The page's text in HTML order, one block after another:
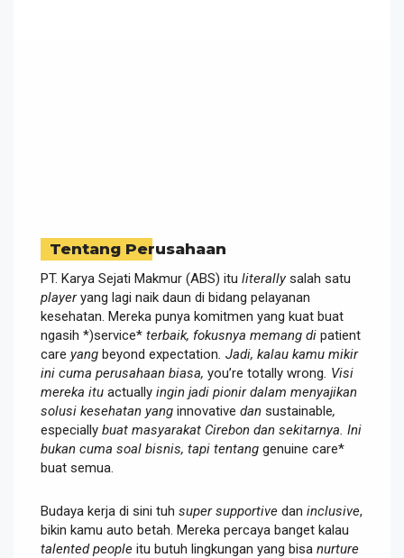
Tentang Perusahaan
PT. Karya Sejati Makmur (ABS) itu literallysalah satu
playeryang lagi naik daun di bidang pelayanan
kesehatan. Mereka punya komitmen yang kuat buat
ngasih *)service* terbaik, fokusnya memang di patient
care yang beyond expectation . Jadi, kalau kamu mikir
ini cuma perusahaan biasa, you’re totally wrong . Visi
mereka itu actually ingin jadi pionir dalam menyajikan
solusi kesehatan yang innovative dan sustainable,
especially buat masyarakat Cirebon dan sekitarnya. Ini
bukan cuma soal bisnis, tapi tentang genuine care*
buat semua.
Budaya kerja di sini tuh super supportive dan inclusive,
bikin kamu auto betah. Mereka percaya banget kalau
talented people itu butuh lingkungan yang bisa nurture